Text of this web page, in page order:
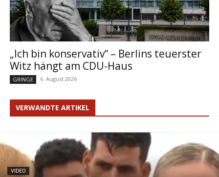
„Ich bin konservativ“ – Berlins teuerster
Witz hängt am CDU-Haus
GRINGE 6. August 2026
VERWANDTE ARTIKEL
VIDEO